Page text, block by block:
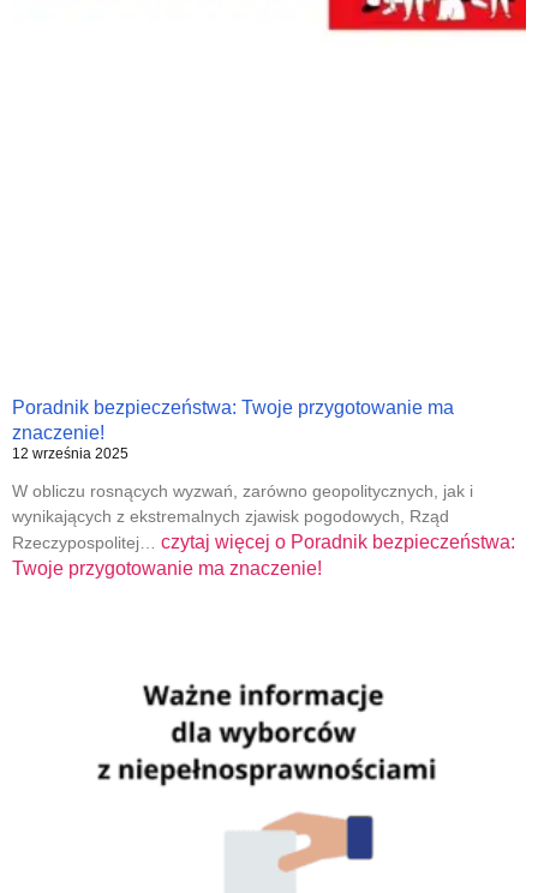
Poradnik bezpieczeństwa: Twoje przygotowanie ma
znaczenie!
12 września 2025
W obliczu rosnących wyzwań, zarówno geopolitycznych, jak i
wynikających z ekstremalnych zjawisk pogodowych, Rząd
Rzeczypospolitej… czytaj więcej o Poradnik bezpieczeństwa:
Twoje przygotowanie ma znaczenie!